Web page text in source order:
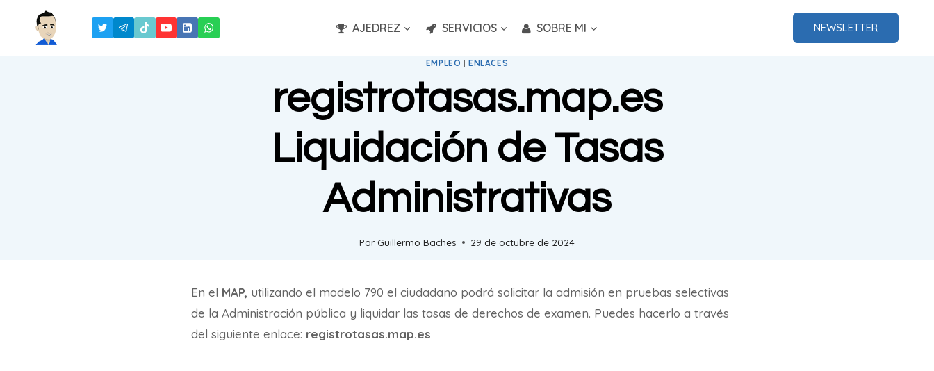
AJEDREZ SERVICIOS SOBRE MI NEWSLETTER
EMPLEO |ENLACES
registrotasas.map.es
Liquidación de Tasas
Administrativas
Por Guillermo Baches 29 de octubre de 2024
En el MAP, utilizando el modelo 790 el ciudadano podrá solicitar la admisión en pruebas selectivas
de la Administración pública y liquidar las tasas de derechos de examen. Puedes hacerlo a través
del siguiente enlace: registrotasas.map.es